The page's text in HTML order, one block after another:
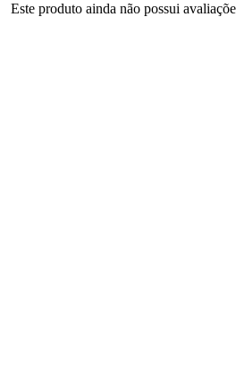
Este produto ainda não possui